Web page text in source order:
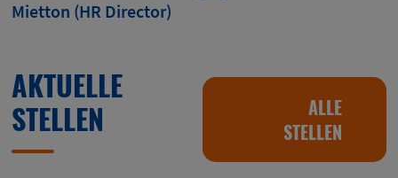
Mietton (HR Director)
AKTUELLE
STELLEN
ALLE
STELLEN